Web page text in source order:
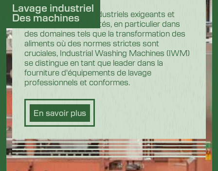
Dans les secteurs industriels exigeants et
hautement réglementés, en particulier dans
des domaines tels que la transformation des
aliments où des normes strictes sont
cruciales, Industrial Washing Machines (IWM)
se distingue en tant que leader dans la
fourniture d'équipements de lavage
professionnels et conformes.
En savoir plus
Lavage industriel
Des machines